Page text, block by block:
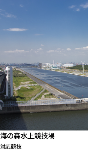
海の森水上競技場
対応競技